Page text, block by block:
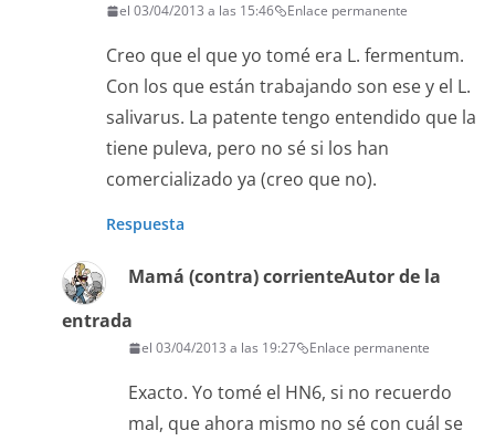
el 03/04/2013 a las 15:46 Enlace permanente
Creo que el que yo tomé era L. fermentum.
Con los que están trabajando son ese y el L.
salivarus. La patente tengo entendido que la
tiene puleva, pero no sé si los han
comercializado ya (creo que no).
Respuesta
Mamá (contra) corrienteAutor de la
entrada
el 03/04/2013 a las 19:27 Enlace permanente
Exacto. Yo tomé el HN6, si no recuerdo
mal, que ahora mismo no sé con cuál se